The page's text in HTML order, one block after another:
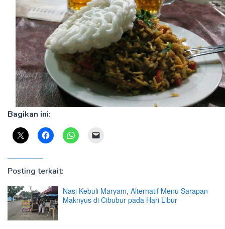
Bagikan ini:
Posting terkait:
Nasi Kebuli Maryam, Alternatif Menu Sarapan
Maknyus di Cibubur pada Hari Libur